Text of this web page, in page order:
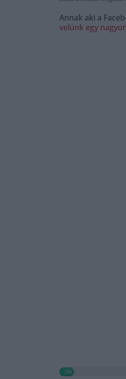
Annak aki a
velünk egy
0%